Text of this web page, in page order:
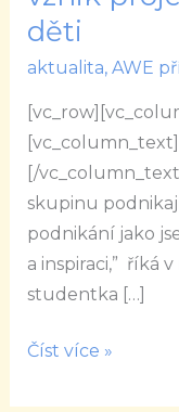
děti
aktualita, AWE
[/
skupinu
podnikání jako
a inspiraci,” říká
studentka […]
Samotný
vznik
projektu
iniciovaly
moje
děti
Číst více »